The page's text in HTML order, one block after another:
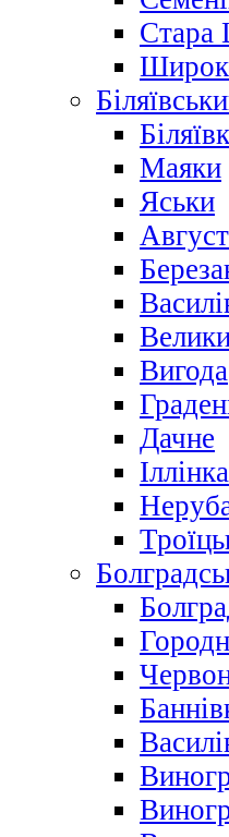
Стара
Маяки
Яськи
Вигода
Дачне
Іллінка